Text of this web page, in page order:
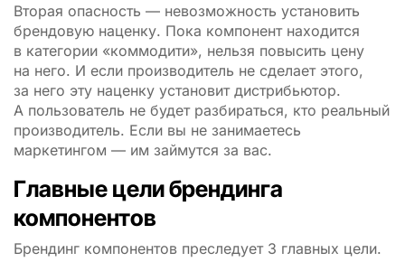
Вторая опасность — невозможность установить
брендовую наценку. Пока компонент находится
в категории «коммодити», нельзя повысить цену
на него. И если производитель не сделает этого,
за него эту наценку установит дистрибьютор.
А пользователь не будет разбираться, кто реальный
производитель. Если вы не занимаетесь
маркетингом — им займутся за вас.
Главные цели брендинга
компонентов
Брендинг компонентов преследует 3 главных цели.